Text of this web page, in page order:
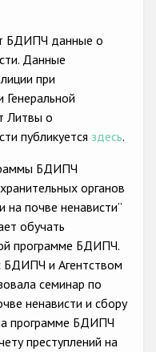
crime
crime
crime
or belief
crime
общества
БДИПЧ данные о
Данные
при
Генеральной
Литвы о
публикуется здесь.
БДИПЧ
органов
на почве ненависти”
обучать
программе БДИПЧ.
БДИПЧ и Агентством
семинар по
ненависти и сбору
программе БДИПЧ
преступлений на